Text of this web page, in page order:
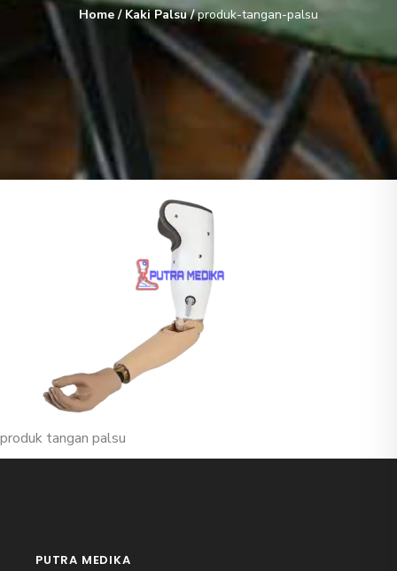
Home / Kaki Palsu/produk-tangan-palsu
produk tangan palsu
PUTRA MEDIKA